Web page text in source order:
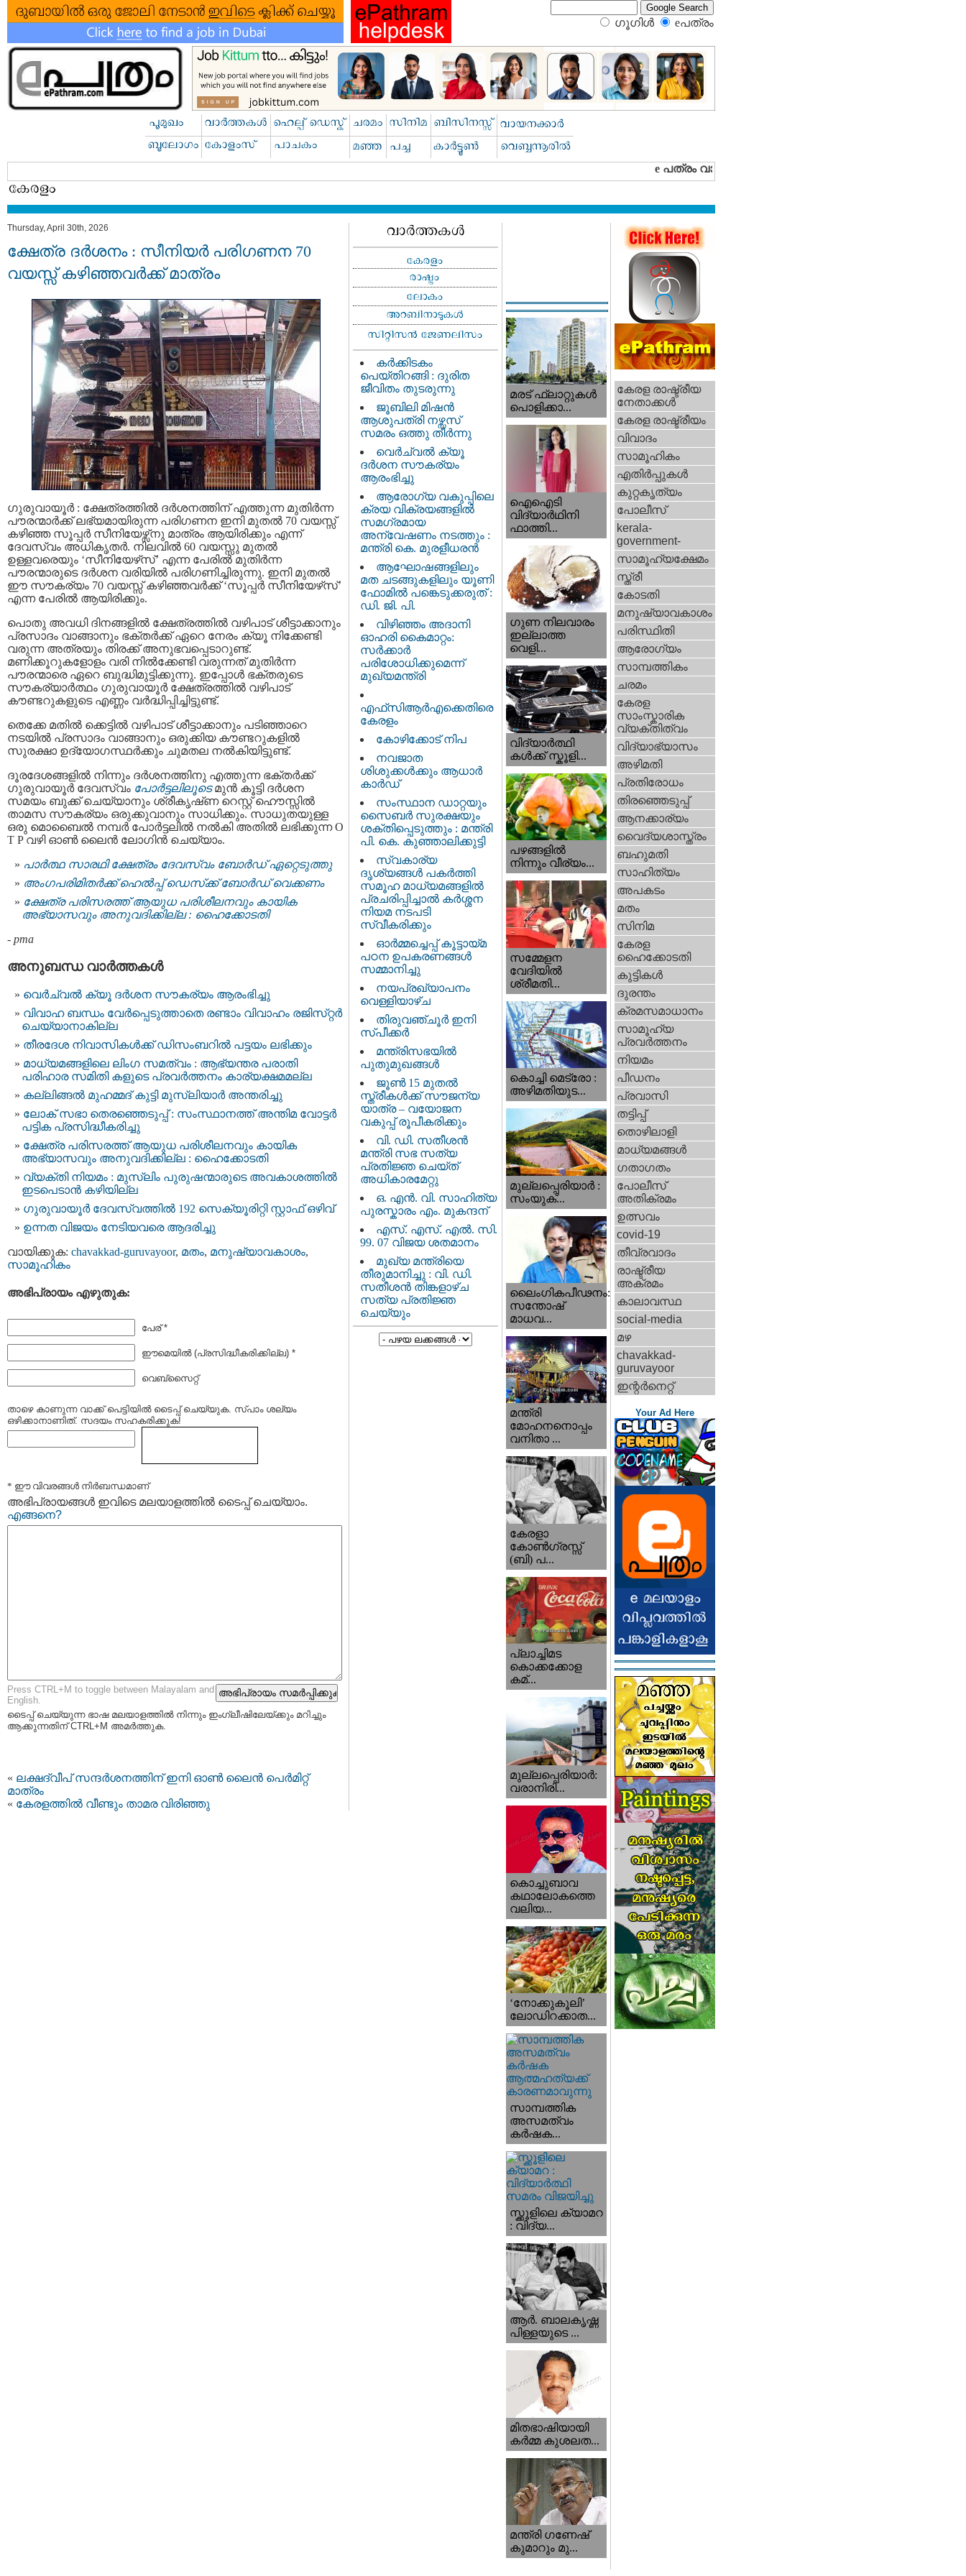
ഗൂഗിള്‍ eപത്രം‍
Thursday, April 30th, 2026
ക്ഷേത്ര ദർശനം : സീനിയർ പരിഗണന 70
വയസ്സ് കഴിഞ്ഞവർക്ക് മാത്രം
ഗുരുവായൂർ : ക്ഷേത്രത്തിൽ ദർശനത്തിന് എത്തുന്ന മുതിർന്ന
പൗരന്മാർക്ക് ലഭ്യമായിരുന്ന പരിഗണന ഇനി മുതൽ 70 വയസ്സ്
കഴിഞ്ഞ സൂപ്പർ സീനിയേഴ്സ്നു മാത്രം ആയിരിക്കും എന്ന്
ദേവസ്വം അധികൃതർ. നിലവിൽ 60 വയസ്സു മുതൽ
ഉള്ളവരെയും ‘സീനിയേഴ്‌സ്’ എന്ന പേരിൽ മുതിർന്ന
പൗരന്മാരുടെ ദർശന വരിയിൽ പരിഗണിച്ചിരുന്നു. ഇനി മുതൽ
ഈ സൗകര്യം 70 വയസ്സ് കഴിഞ്ഞവർക്ക് ‘സൂപ്പർ സീനിയേഴ്‌സ്’
എന്ന പേരിൽ ആയിരിക്കും.
പൊതു അവധി ദിനങ്ങളിൽ ക്ഷേത്രത്തിൽ വഴിപാട് ശീട്ടാക്കാനും
പ്രസാദം വാങ്ങാനും ഭക്തർക്ക് ഏറെ നേരം ക്യൂ നിക്കേണ്ടി
വരുന്ന അത്രയും തിരക്ക് അനുഭവപ്പെടാറുണ്ട്.
മണിക്കൂറുകളോളം വരി നിൽക്കേണ്ടി വരുന്നത് മുതിർന്ന
പൗരന്മാരെ ഏറെ ബുദ്ധിമുട്ടിക്കുന്നു. ഇപ്പോൾ ഭക്തരുടെ
സൗകര്യാർത്ഥം ഗുരുവായൂർ ക്ഷേത്രത്തിൽ വഴിപാട്
കൗണ്ടറുകളുടെ എണ്ണം വർദ്ധിപ്പിച്ചിട്ടുണ്ട്.
തെക്കേ മതിൽ ക്കെട്ടിൽ വഴിപാട് ശീട്ടാക്കാനും പടിഞ്ഞാറെ
നടയിൽ പ്രസാദം വാങ്ങാനും ഒരുക്കിയ കൗണ്ടറുകളിൽ
സുരക്ഷാ ഉദ്യോഗസ്ഥർക്കും ചുമതല നൽകിയിട്ടുണ്ട്.
ദൂരദേശങ്ങളിൽ നിന്നും ദർശനത്തിനു എത്തുന്ന ഭക്തർക്ക്
ഗുരുവായൂർ ദേവസ്വം പോർട്ടലിലൂടെമുൻ കൂട്ടി ദർശന
സമയം ബുക്ക് ചെയ്യാനും ശ്രീകൃഷ്‌ണ റെസ്റ്റ് ഹൌസ്സിൽ
താമസ സൗകര്യം ഒരുക്കുവാനും സാധിക്കും. സാധുതയുള്ള
ഒരു മൊബൈൽ നമ്പർ പോർട്ടലിൽ നൽകി അതിൽ ലഭിക്കുന്ന O
T P വഴി ഓൺ ലൈൻ ലോഗിൻ ചെയ്യാം.
പാർത്ഥ സാരഥി ക്ഷേത്രം ദേവസ്വം ബോര്‍ഡ് ഏറ്റെടുത്തു
അംഗപരിമിതര്‍ക്ക്‌ ഹെല്‍പ്പ്‌ ഡെസ്‌ക്ക്‌ ബോര്‍ഡ്‌ വെക്കണം
ക്ഷേത്ര പരിസരത്ത് ആയുധ പരിശീലനവും കായിക
അഭ്യാസവും അനുവദിക്കില്ല : ഹൈക്കോടതി
- pma
അനുബന്ധ വാര്‍ത്തകള്‍
വെര്‍ച്വല്‍ ക്യൂ ദര്‍ശന സൗകര്യം ആരംഭിച്ചു
വിവാഹ ബന്ധം വേർപ്പെടുത്താതെ രണ്ടാം വിവാഹം രജിസ്‌റ്റർ
ചെയ്യാനാകില്ല
തീരദേശ നിവാസികൾക്ക് ഡിസംബറിൽ പട്ടയം ലഭിക്കും
മാധ്യമങ്ങളിലെ ലിംഗ സമത്വം : ആഭ്യന്തര പരാതി
പരിഹാര സമിതി കളുടെ പ്രവർത്തനം കാര്യക്ഷമമല്ല
കല്ലിങ്ങൽ മുഹമ്മദ് കുട്ടി മുസ്ലിയാർ അന്തരിച്ചു
ലോക് സഭാ തെരഞ്ഞെടുപ്പ് : സംസ്ഥാനത്ത് അന്തിമ വോട്ടര്‍
പട്ടിക പ്രസിദ്ധീകരിച്ചു
ക്ഷേത്ര പരിസരത്ത് ആയുധ പരിശീലനവും കായിക
അഭ്യാസവും അനുവദിക്കില്ല : ഹൈക്കോടതി
വ്യക്തി നിയമം : മുസ്‌ലിം പുരുഷന്മാരുടെ അവകാശത്തിൽ
ഇടപെടാന്‍ കഴിയില്ല
ഗുരുവായൂർ ദേവസ്വത്തിൽ 192 സെക്യൂരിറ്റി സ്റ്റാഫ് ഒഴിവ്
ഉന്നത വിജയം നേടിയവരെ ആദരിച്ചു
വായിക്കുക: chavakkad-guruvayoor, മതം, മനുഷ്യാവകാശം,
സാമൂഹികം
അഭിപ്രായം എഴുതുക:
പേര് *
ഈമെയില്‍ (പ്രസിദ്ധീകരിക്കില്ല) *
വെബ്സൈറ്റ്
താഴെ കാണുന്ന വാക്ക് പെട്ടിയില്‍ ടൈപ്പ്‌ ചെയ്യുക. സ്പാം ശല്യം
ഒഴിക്കാനാണിത്. സദയം സഹകരിക്കുക!
* ഈ വിവരങ്ങള്‍ നിര്‍ബന്ധമാണ്
അഭിപ്രായങ്ങള്‍ ഇവിടെ മലയാളത്തില്‍ ടൈപ്പ് ചെയ്യാം.
എങ്ങനെ?
Press CTRL+M to toggle between Malayalam and
English.
ടൈപ്പ്‌ ചെയ്യുന്ന ഭാഷ മലയാളത്തില്‍ നിന്നും ഇംഗ്ലീഷിലേയ്ക്കും മറിച്ചും
ആക്കുന്നതിന് CTRL+M അമര്‍ത്തുക.
« ലക്ഷദ്വീപ് സന്ദർശനത്തിന് ഇനി ഓൺ ലൈൻ പെർമിറ്റ്
മാത്രം
« കേരളത്തിൽ വീണ്ടും താമര വിരിഞ്ഞു
കർക്കിടകം
പെയ്തിറങ്ങി : ദുരിത
ജീവിതം തുടരുന്നു
ജൂബിലി മിഷൻ
ആശുപത്രി നഴ്സസ്
സമരം ഒത്തു തീർന്നു
വെര്‍ച്വല്‍ ക്യൂ
ദര്‍ശന സൗകര്യം
ആരംഭിച്ചു
ആരോഗ്യ വകുപ്പിലെ
ക്രയ വിക്രയങ്ങളിൽ
സമഗ്രമായ
അന്വേഷണം നടത്തും :
മന്ത്രി കെ. മുരളീധരൻ
ആഘോഷങ്ങളിലും
മത ചടങ്ങുകളിലും യൂണി
ഫോമിൽ പങ്കെടുക്കരുത് :
ഡി. ജി. പി.
വിഴിഞ്ഞം അദാനി
ഓഹരി കൈമാറ്റം:
സർക്കാർ
പരിശോധിക്കുമെന്ന്
മുഖ്യമന്ത്രി
എഫ്‌സിആർഎക്കെതിരെ
കേരളം
കോഴിക്കോട് നിപ
നവജാത
ശിശുക്കള്‍ക്കും ആധാര്‍
കാര്‍ഡ്
സംസ്ഥാന ഡാറ്റയും
സൈബർ സുരക്ഷയും
ശക്തിപ്പെടുത്തും : മന്ത്രി
പി. കെ. കുഞ്ഞാലിക്കുട്ടി
സ്വകാര്യ
ദൃശ്യങ്ങള്‍ പകര്‍ത്തി
സമൂഹ മാധ്യമങ്ങളില്‍
പ്രചരിപ്പിച്ചാൽ കർശ്ശന
നിയമ നടപടി
സ്വീകരിക്കും
ഓർമ്മച്ചെപ്പ് കൂട്ടായ്മ
പഠന ഉപകരണങ്ങൾ
സമ്മാനിച്ചു
നയപ്രഖ്യാപനം
വെള്ളിയാഴ്ച
തിരുവഞ്ചൂർ ഇനി
സ്പീക്കർ
മന്ത്രിസഭയിൽ
പുതുമുഖങ്ങൾ
ജൂൺ 15 മുതൽ
സ്ത്രീകൾക്ക് സൗജന്യ
യാത്ര – വയോജന
വകുപ്പ് രൂപീകരിക്കും
വി. ഡി. സതീശന്‍
മന്ത്രി സഭ സത്യ
പ്രതിജ്ഞ ചെയ്ത്
അധികാരമേറ്റു
ഒ. എൻ. വി. സാഹിത്യ
പുരസ്കാരം എം. മുകന്ദന്
എസ്. എസ്. എൽ. സി.
99. 07 വിജയ ശതമാനം
മുഖ്യ മന്ത്രിയെ
തീരുമാനിച്ചു : വി. ഡി.
സതീശന്‍ തിങ്കളാഴ്ച
സത്യ പ്രതിജ്ഞ
ചെയ്യും
മരട് ഫ്ലാറ്റുകൾ
പൊളിക്കാ...
ഐഐടി
വിദ്യാര്‍ഥിനി
ഫാത്തി...
ഗുണ നിലവാരം
ഇല്ലാത്ത
വെളി...
വിദ്യാർത്ഥി
കൾക്ക് സ്കൂളി...
പഴങ്ങളില്‍
നിന്നും വീര്യം...
സമ്മേളന
വേദിയില്‍
ശ്രീമതി...
കൊച്ചി മെട്രോ :
അഴിമതിയുട...
മുല്ലപ്പെരിയാര്‍ :
സംയുക്...
ലൈംഗികപീഢനം:
സന്തോഷ്
മാധവ...
മന്ത്രി
മോഹനനൊപ്പം
വനിതാ ...
കേരളാ
കോണ്‍ഗ്രസ്സ്
(ബി) പ...
പ്ലാച്ചിമട
കൊക്കക്കോള
കമ്...
മുല്ലപ്പെരിയാര്‍:
വരാനിരി...
കൊച്ചുബാവ
കഥാലോകത്തെ
വലിയ...
‘നോക്കുകൂലി’
ലോഡിറക്കാത...
സാമ്പത്തിക
അസമത്വം
കര്‍ഷക...
സ്ക്കൂളിലെ ക്യാമറ
: വിദ്യ...
ആര്‍. ബാലകൃഷ്ണ
പിള്ളയുടെ ...
മിതഭാഷിയായി
കര്‍മ്മ കുശലത...
മന്ത്രി ഗണേഷ്‌
കുമാറും മു...
കേരള രാഷ്ട്രീയ
നേതാക്കള്‍
കേരള രാഷ്ട്രീയം
വിവാദം
സാമൂഹികം
എതിര്‍പ്പുകള്‍
കുറ്റകൃത്യം
പോലീസ്‌
kerala-
government-
സാമൂഹ്യക്ഷേമം
സ്ത്രീ
കോടതി
മനുഷ്യാവകാശം
പരിസ്ഥിതി
ആരോഗ്യം
സാമ്പത്തികം
ചരമം
കേരള
സാംസ്കാരിക
വ്യക്തിത്വം
വിദ്യാഭ്യാസം
അഴിമതി
പ്രതിരോധം
തിരഞ്ഞെടുപ്പ്
ആനക്കാര്യം
വൈദ്യശാസ്ത്രം
ബഹുമതി
സാഹിത്യം
അപകടം
മതം
സിനിമ
കേരള
ഹൈക്കോടതി
കുട്ടികള്‍
ദുരന്തം
ക്രമസമാധാനം
സാമൂഹ്യ
പ്രവര്‍ത്തനം
നിയമം
പീഡനം
പ്രവാസി
തട്ടിപ്പ്‌
തൊഴിലാളി
മാധ്യമങ്ങള്‍
ഗതാഗതം
പോലീസ്‌
അതിക്രമം
ഉത്സവം
covid-19
തീവ്രവാദം
രാഷ്ട്രീയ
അക്രമം
കാലാവസ്ഥ
social-media
മഴ
chavakkad-
guruvayoor
ഇന്റര്‍നെറ്റ്‌
Your Ad Here